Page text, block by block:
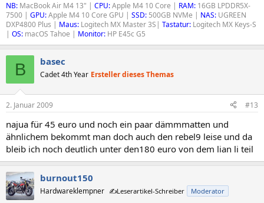
NB: MacBook Air M4 13" | CPU:Apple M4 10 Core | RAM: 16GB LPDDR5X-
7500 | GPU:Apple M4 10 Core GPU | SSD: 500GB NVMe | NAS: UGREEN
DXP4800 Plus | Maus: Logitech MX Master 3S| Tastatur: Logitech MX Keys-S
| OS: macOS Tahoe | Monitor: HP E45c G5
B basec
Cadet 4th Year Ersteller dieses Themas
2. Januar 2009 #13
najua für 45 euro und noch ein paar dämmmatten und
ähnlichem bekommt man doch auch den rebel9 leise und da
bleib ich noch deutlich unter den180 euro von dem lian li teil
burnout150
Hardwareklempner ✍️Leserartikel-Schreiber Moderator